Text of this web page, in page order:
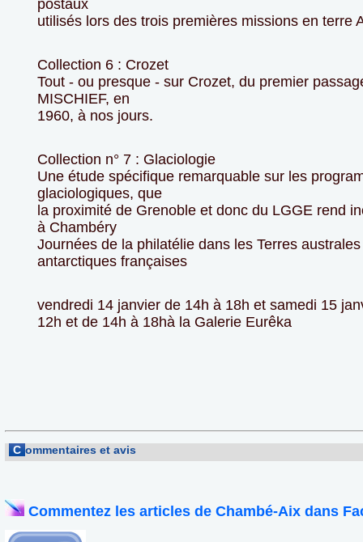
postaux
utilisés lors des trois premières missions en terre
Collection 6 : Crozet
Tout - ou presque - sur Crozet, du premier
MISCHIEF, en
1960, à nos jours.
Collection n° 7 : Glaciologie
Une étude spécifique remarquable sur les
glaciologiques, que
la proximité de Grenoble et donc du LGGE rend
à Chambéry
Journées de la philatélie dans les Terres
antarctiques françaises
vendredi 14 janvier de 14h à 18h et samedi 15
12h et de 14h à 18hà la Galerie Eurêka
C ommentaires et avis
Commentez les articles de Chambé-Aix dans